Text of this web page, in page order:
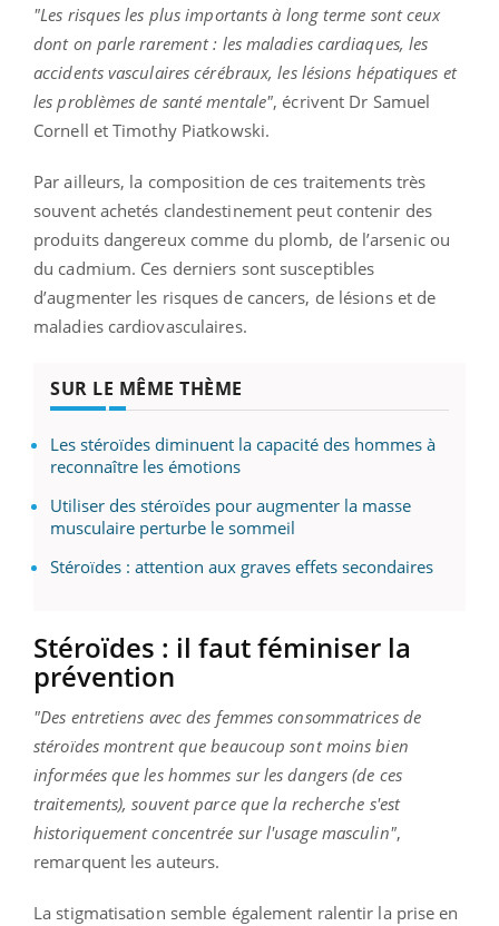
"Les risques les plus importants à long terme sont ceux
dont on parle rarement : les maladies cardiaques, les
accidents vasculaires cérébraux, les lésions hépatiques et
les problèmes de santé mentale", écrivent Dr Samuel
Cornell et Timothy Piatkowski.
Par ailleurs, la composition de ces traitements très
souvent achetés clandestinement peut contenir des
produits dangereux comme du plomb, de l’arsenic ou
du cadmium. Ces derniers sont susceptibles
d’augmenter les risques de cancers, de lésions et de
maladies cardiovasculaires.
SUR LE MÊME THÈME
Les stéroïdes diminuent la capacité des hommes à
reconnaître les émotions
Utiliser des stéroïdes pour augmenter la masse
musculaire perturbe le sommeil
Stéroïdes : attention aux graves effets secondaires
Stéroïdes : il faut féminiser la
prévention
"Des entretiens avec des femmes consommatrices de
stéroïdes montrent que beaucoup sont moins bien
informées que les hommes sur les dangers (de ces
traitements), souvent parce que la recherche s'est
historiquement concentrée sur l'usage masculin",
remarquent les auteurs.
La stigmatisation semble également ralentir la prise en